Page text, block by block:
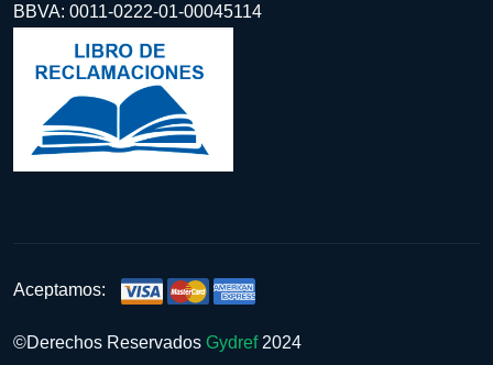
BBVA: 0011-0222-01-00045114
Aceptamos:
©Derechos Reservados Gydref 2024